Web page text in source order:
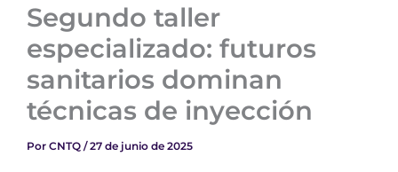
Segundo taller
especializado: futuros
sanitarios dominan
técnicas de inyección
Por CNTQ /27 de junio de 2025